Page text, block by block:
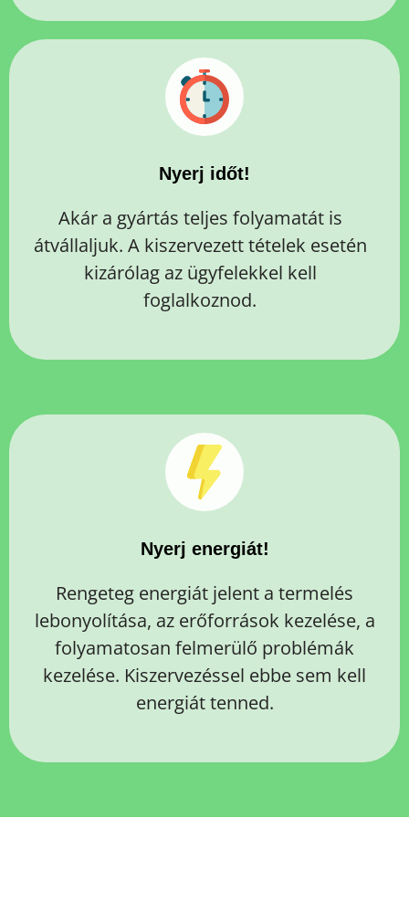
Nyerj időt!
Akár a gyártás teljes folyamatát is
átvállaljuk. A kiszervezett tételek esetén
kizárólag az ügyfelekkel kell
foglalkoznod.
Nyerj energiát!
Rengeteg energiát jelent a termelés
lebonyolítása, az erőforrások kezelése, a
folyamatosan felmerülő problémák
kezelése. Kiszervezéssel ebbe sem kell
energiát tenned.